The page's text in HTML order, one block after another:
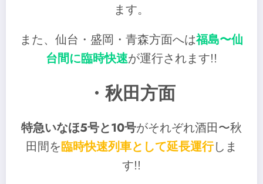
ます。
また、仙台・盛岡・青森方面へは福島〜仙
台間に臨時快速が運行されます!!
・秋田方面
特急いなほ5号と10号がそれぞれ酒田〜秋
田間を臨時快速列車として延長運行しま
す!!